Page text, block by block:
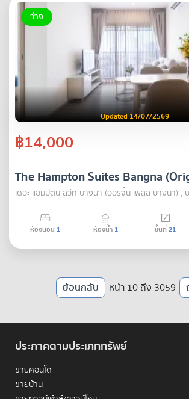
ว่าง
Updated 14/07/2569
฿14,000
The Hampton Suites Bangna
เดอะ แฮมป์ตัน สวีท บางนา (ออริจิ้น เพลส บางนา) ,
ห้องนอน 1 ห้องน้ำ 1 ชั้นที่21
ย้อนกลับ หน้า 10 ถึง 3059
ประกาศตามประเภททรัพย์
ขายคอนโด
ขายบ้าน